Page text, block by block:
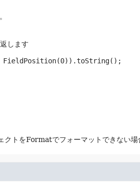
します
FieldPosition(0)).toString();
クトをFormatでフォーマットできない場